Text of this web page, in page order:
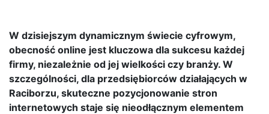
W dzisiejszym dynamicznym świecie cyfrowym,
obecność online jest kluczowa dla sukcesu każdej
firmy, niezależnie od jej wielkości czy branży. W
szczególności, dla przedsiębiorców działających w
Raciborzu, skuteczne pozycjonowanie stron
internetowych staje się nieodłącznym elementem